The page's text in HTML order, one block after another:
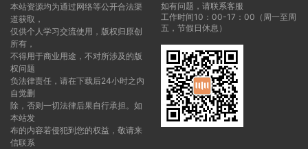
本站资源均为通过网络等公开合法渠
道获取，
仅供个人学习交流使用，版权归原创
所有，
不得用于商业用途，不对所涉及的版
权问题
负法律责任，请在下载后24小时之内
自觉删
除，否则一切法律后果自行承担。如
本站发
布的内容若侵犯到您的权益，敬请来
信联系
如有问题，请联系客服
工作时间10：00-17：00（周一至周
五，节假日休息）